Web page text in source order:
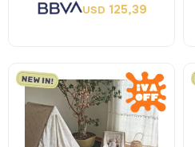
USD 125,39